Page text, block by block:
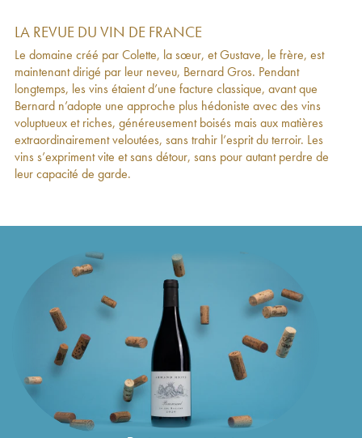
Vin de France Chemin des moines de Vergy
Gros Frère & Soeur 2019
Bourgogne Gros Frère & Soeur2019 35€
Grands-Echezeaux Grand Cru Gros Frère &
Soeur 2018
282€
Echezeaux Grand Cru Gros Frère & Soeur
2018
213€
Clos de Vougeot Grand Cru Gros Frère &
Soeur2018
175€
Richebourg Grand Cru Gros Frère & Soeur
Vosne-Romanée 1er Cru Les Chaumes Gros
122€
Hautes-Côtes de Nuits Gros Frère & Soeur
Hautes-Côtes de Nuits Gros Frère & Soeur
Richebourg Grand Cru Gros Frère & Soeur
2017
496€
Grands-Echezeaux Grand Cru Gros Frère &
Soeur 2017
308
Vosne-Romanée Gros Frère & Soeur
2017
Echezeaux Grand Cru Gros Frère & Soeur
Hautes-Côtes de Nuits Gros Frère & Soeur
2017
Clos de Vougeot Grand Cru Gros Frère &
LA REVUE DU VIN DE FRANCE
Le domaine créé par Colette, la sœur, et Gustave, le frère, est
maintenant dirigé par leur neveu, Bernard Gros. Pendant
longtemps, les vins étaient d’une facture classique, avant que
Bernard n’adopte une approche plus hédoniste avec des vins
voluptueux et riches, généreusement boisés mais aux matières
extraordinairement veloutées, sans trahir l’esprit du terroir. Les
vins s’expriment vite et sans détour, sans pour autant perdre de
leur capacité de garde.